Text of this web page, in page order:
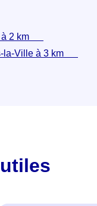
2 km
la-Ville à 3 km